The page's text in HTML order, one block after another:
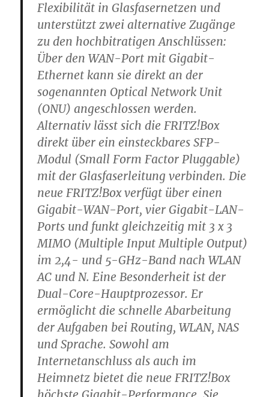
Flexibilität in Glasfasernetzen und
unterstützt zwei alternative Zugänge
zu den hochbitratigen Anschlüssen:
Über den WAN-Port mit Gigabit-
Ethernet kann sie direkt an der
sogenannten Optical Network Unit
(ONU) angeschlossen werden.
Alternativ lässt sich die FRITZ!Box
direkt über ein einsteckbares SFP-
Modul (Small Form Factor Pluggable)
mit der Glasfaserleitung verbinden. Die
neue FRITZ!Box verfügt über einen
Gigabit-WAN-Port, vier Gigabit-LAN-
Ports und funkt gleichzeitig mit 3 x 3
MIMO (Multiple Input Multiple Output)
im 2,4- und 5-GHz-Band nach WLAN
AC und N. Eine Besonderheit ist der
Dual-Core-Hauptprozessor. Er
ermöglicht die schnelle Abarbeitung
der Aufgaben bei Routing, WLAN, NAS
und Sprache. Sowohl am
Internetanschluss als auch im
Heimnetz bietet die neue FRITZ!Box